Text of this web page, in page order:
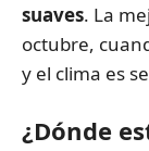
suaves. La
octubre,
y el clima es
¿Dónde